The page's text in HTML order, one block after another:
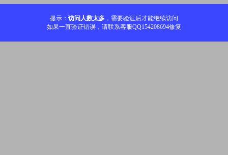
提示： 访问人数太多 ，需要验证后才能继续访问
如果一直验证错误，请联系客服QQ154208694修复